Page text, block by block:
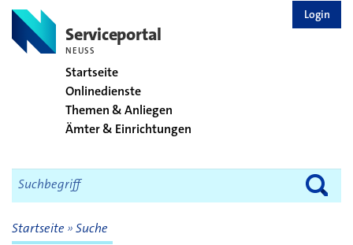
Serviceportal
NEUSS
Startseite
Onlinedienste
Themen & Anliegen
Ämter & Einrichtungen
Login
Startseite Suche